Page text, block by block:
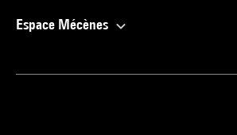
Espace Mécènes